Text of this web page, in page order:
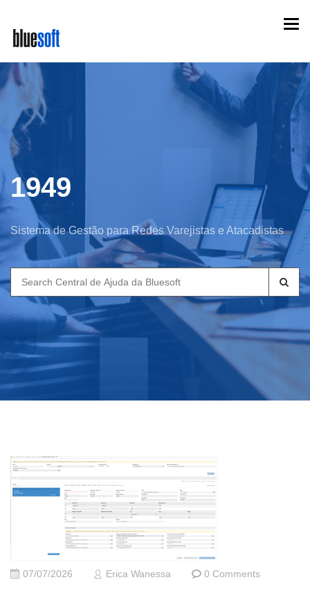
main
content
1949
Sistema de Gestão para Redes Varejistas e Atacadistas
Search
for:
07/07/2026 Erica Wanessa 0 Comments